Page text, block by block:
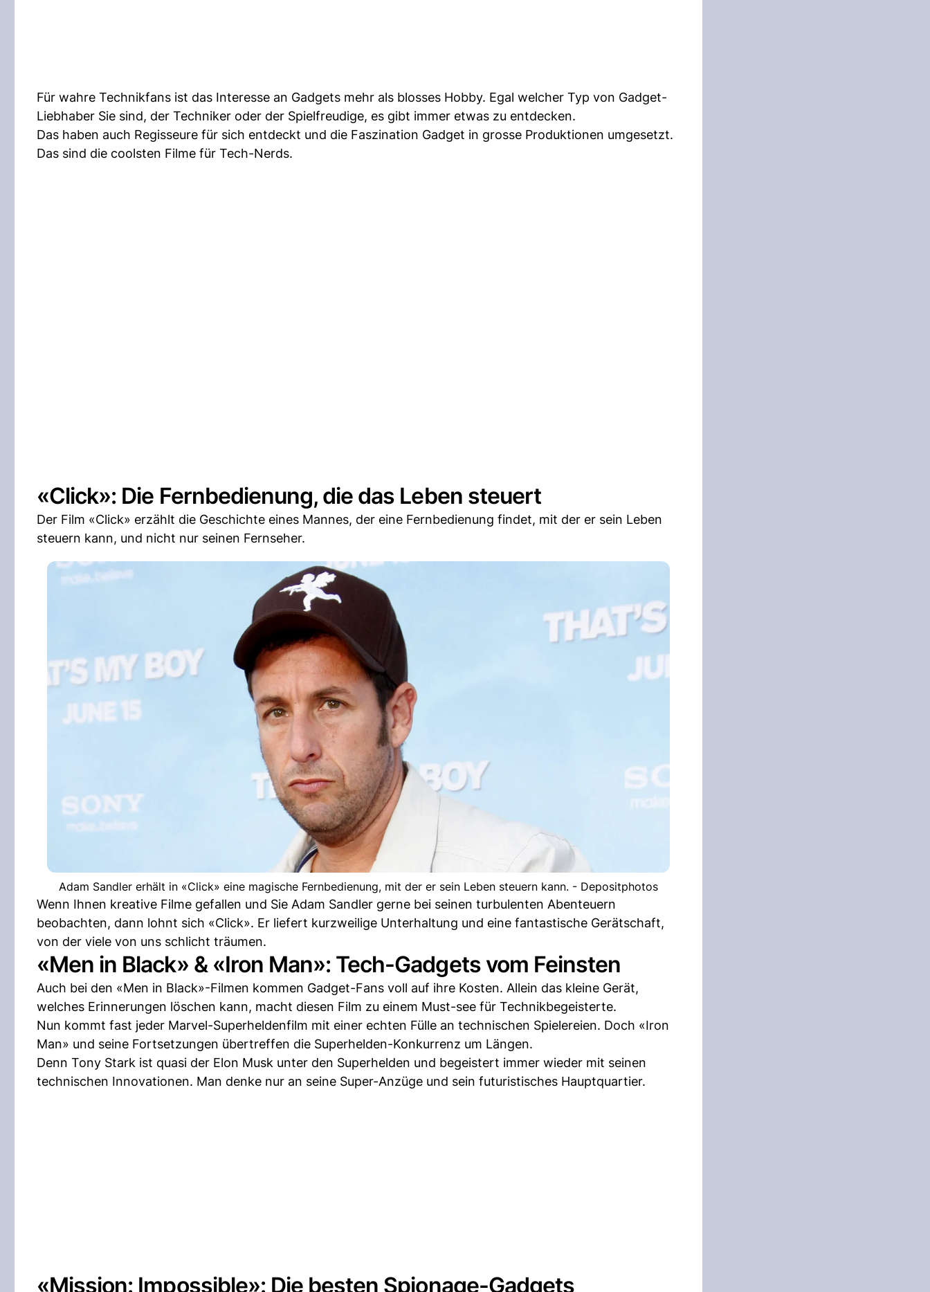
Für wahre Technikfans ist das Interesse an Gadgets mehr als blosses Hobby. Egal welcher Typ von Gadget-
Liebhaber Sie sind, der Techniker oder der Spielfreudige, es gibt immer etwas zu entdecken.
Das haben auch Regisseure für sich entdeckt und die Faszination Gadget in grosse Produktionen umgesetzt.
Das sind die coolsten Filme für Tech-Nerds.
«Click»: Die Fernbedienung, die das Leben steuert
Der Film «Click» erzählt die Geschichte eines Mannes, der eine Fernbedienung findet, mit der er sein Leben
steuern kann, und nicht nur seinen Fernseher.
Adam Sandler erhält in «Click» eine magische Fernbedienung, mit der er sein Leben steuern kann. - Depositphotos
Wenn Ihnen kreative Filme gefallen und Sie Adam Sandler gerne bei seinen turbulenten Abenteuern
beobachten, dann lohnt sich «Click». Er liefert kurzweilige Unterhaltung und eine fantastische Gerätschaft,
von der viele von uns schlicht träumen.
«Men in Black» & «Iron Man»: Tech-Gadgets vom Feinsten
Auch bei den «Men in Black»-Filmen kommen Gadget-Fans voll auf ihre Kosten. Allein das kleine Gerät,
welches Erinnerungen löschen kann, macht diesen Film zu einem Must-see für Technikbegeisterte.
Nun kommt fast jeder Marvel-Superheldenfilm mit einer echten Fülle an technischen Spielereien. Doch «Iron
Man» und seine Fortsetzungen übertreffen die Superhelden-Konkurrenz um Längen.
Denn Tony Stark ist quasi der Elon Musk unter den Superhelden und begeistert immer wieder mit seinen
technischen Innovationen. Man denke nur an seine Super-Anzüge und sein futuristisches Hauptquartier.
«Mission: Impossible»: Die besten Spionage-Gadgets